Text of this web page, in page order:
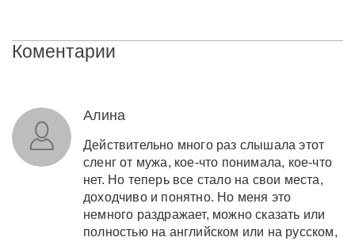
Коментарии
Алина
Действительно много раз слышала этот
сленг от мужа, кое-что понимала, кое-что
нет. Но теперь все стало на свои места,
доходчиво и понятно. Но меня это
немного раздражает, можно сказать или
полностью на английском или на русском,